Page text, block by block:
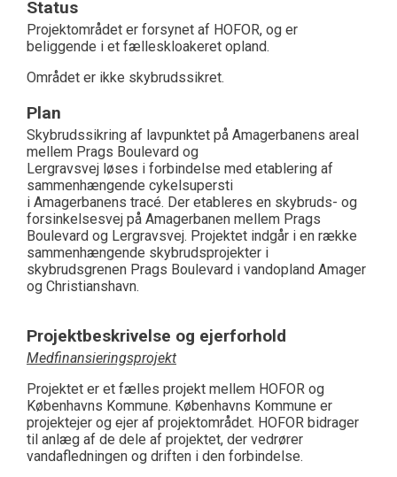
Status
Projektområdet er forsynet af HOFOR, og er
beliggende i et fælleskloakeret opland.
Området er ikke skybrudssikret.
Plan
Skybrudssikring af lavpunktet på Amagerbanens areal
mellem Prags Boulevard og
Lergravsvej løses i forbindelse med etablering af
sammenhængende cykelsupersti
i Amagerbanens tracé. Der etableres en skybruds- og
forsinkelsesvej på Amagerbanen mellem Prags
Boulevard og Lergravsvej. Projektet indgår i en række
sammenhængende skybrudsprojekter i
skybrudsgrenen Prags Boulevard i vandopland Amager
og Christianshavn.
Projektbeskrivelse og ejerforhold
Medfinansieringsprojekt
Projektet er et fælles projekt mellem HOFOR og
Københavns Kommune. Københavns Kommune er
projektejer og ejer af projektområdet. HOFOR bidrager
til anlæg af de dele af projektet, der vedrører
vandafledningen og driften i den forbindelse.